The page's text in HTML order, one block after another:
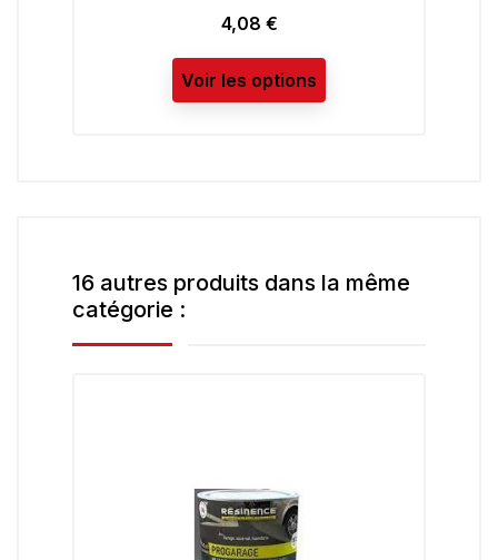
Prix
4,08 €
Voir les options
16 autres produits dans la même
catégorie :